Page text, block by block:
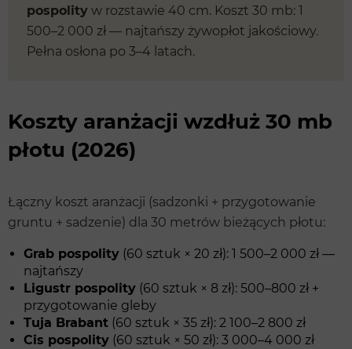
pospolity w rozstawie 40 cm. Koszt 30 mb: 1
500–2 000 zł — najtańszy żywopłot jakościowy.
Pełna osłona po 3–4 latach.
Koszty aranżacji wzdłuż 30 mb
płotu (2026)
Łączny koszt aranżacji (sadzonki + przygotowanie
gruntu + sadzenie) dla 30 metrów bieżących płotu:
Grab pospolity (60 sztuk × 20 zł): 1 500–2 000 zł —
najtańszy
Ligustr pospolity (60 sztuk × 8 zł): 500–800 zł +
przygotowanie gleby
Tuja Brabant (60 sztuk × 35 zł): 2 100–2 800 zł
Cis pospolity (60 sztuk × 50 zł): 3 000–4 000 zł